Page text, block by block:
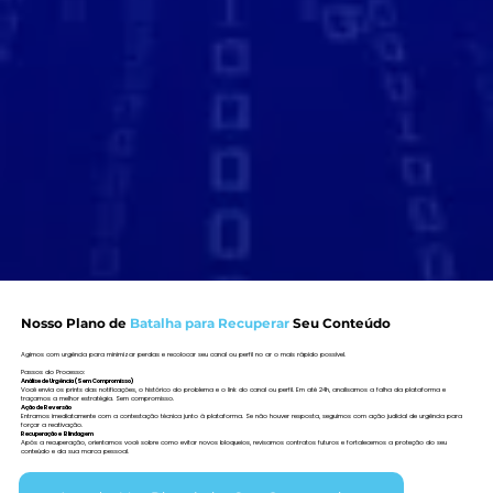
Nosso Plano de Batalha para RecuperarSeu Conteúdo
Agimos com urgência para minimizar perdas e recolocar seu canal ou perfil no ar o mais rápido possível.
Passos do Processo:​
Análise de Urgência (Sem Compromisso)
Você envia os prints das notificações, o histórico do problema e o link do canal ou perfil. Em até 24h, analisamos a falha da plataforma e
traçamos a melhor estratégia. Sem compromisso.
Ação de Reversão
Entramos imediatamente com a contestação técnica junto à plataforma. Se não houver resposta, seguimos com ação judicial de urgência para
forçar a reativação.
Recuperação e Blindagem
Após a recuperação, orientamos você sobre como evitar novos bloqueios, revisamos contratos futuros e fortalecemos a proteção do seu
conteúdo e da sua marca pessoal.